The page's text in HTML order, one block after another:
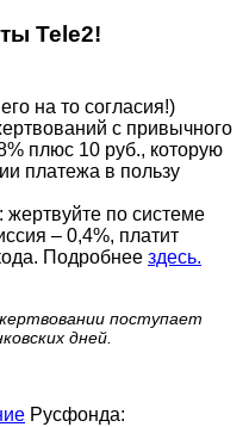
Tele2!
на то согласия!)
с привычного
плюс 10 руб., которую
платежа в пользу
жертвуйте по cистеме
– 0,4%, платит
Подробнее здесь.
поступает
дней.
Русфонда: